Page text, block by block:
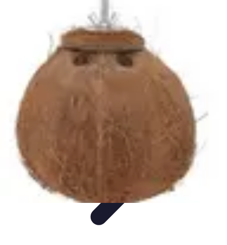
Destinations
TendancesComparatifs
Destination Exotique